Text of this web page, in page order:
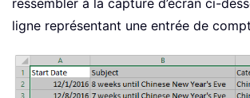
ressembler à la capture d’écran ci-
ligne représentant une entrée de